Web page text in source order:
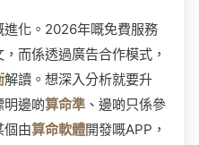
進化。2026年嘅免費服務
而係透過廣告合作模式，
解讀。想深入分析就要升
明邊啲算命準 、邊啲只係參
個由算命軟體開發嘅APP，